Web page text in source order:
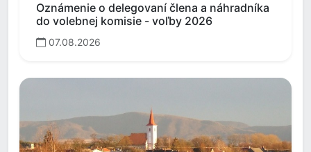
Oznámenie o delegovaní člena a náhradníka
do volebnej komisie - voľby 2026
07.08.2026